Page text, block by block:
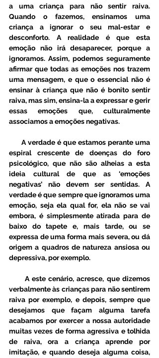
a uma criança para não sentir raiva.
Quando o fazemos, ensinamos uma
criança a ignorar o seu mal-estar e
desconforto. A realidade é que esta
emoção não irá desaparecer, porque a
ignoramos. Assim, podemos seguramente
afirmar que todas as emoções nos trazem
uma mensagem, e que o essencial não é
ensinar à criança que não é bonito sentir
raiva, mas sim, ensina-la a expressar e gerir
essas emoções que, culturalmente
associamos a emoções negativas.
espiral crescente de doenças do foro
psicológico, que não são alheias a esta
ideia cultural de que as ‘emoções
negativas’ não devem ser sentidas. A
verdade é que sempre que ignoramos uma
emoção, seja ela qual for, ela não se vai
embora, é simplesmente atirada para de
baixo do tapete e, mais tarde, ou se
expressa de uma forma mais severa, ou dá
origem a quadros de natureza ansiosa ou
depressiva, por exemplo.
verbalmente às crianças para não sentirem
raiva por exemplo, e depois, sempre que
desejamos que façam alguma tarefa
acabamos por exercer a nossa autoridade
muitas vezes de forma agressiva e tolhida
de raiva, ora a criança aprende por
imitação, e quando deseja alguma coisa,